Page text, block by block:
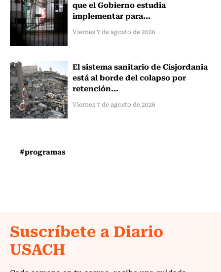
que el Gobierno estudia
implementar para...
Viernes 7 de agosto de 2026
El sistema sanitario de Cisjordania
está al borde del colapso por
retención...
Viernes 7 de agosto de 2026
#programas